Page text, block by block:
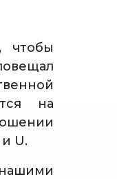
чтобы
на
U.